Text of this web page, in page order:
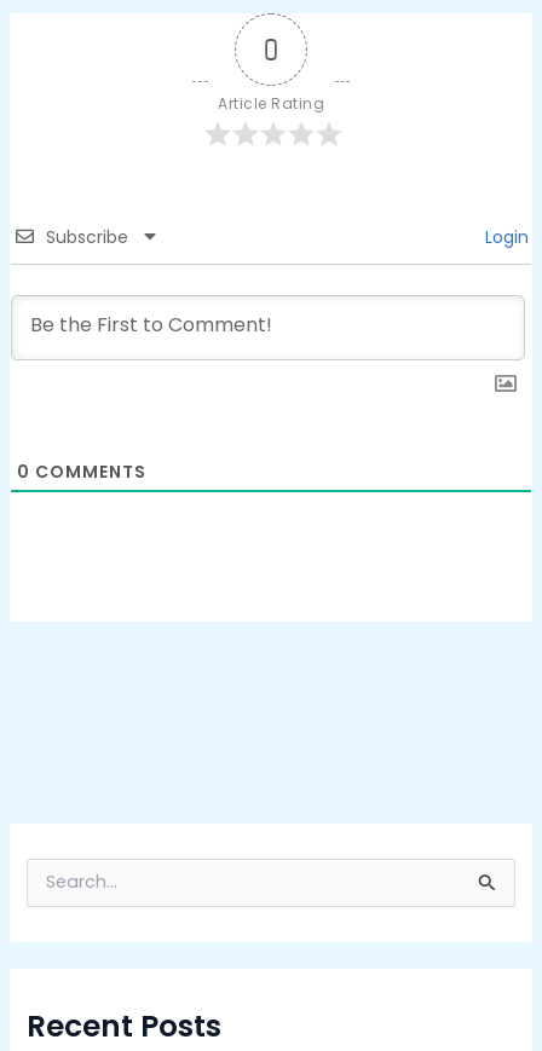
0
Article Rating
Subscribe Login
0 COMMENTS
e
f
Recent Posts